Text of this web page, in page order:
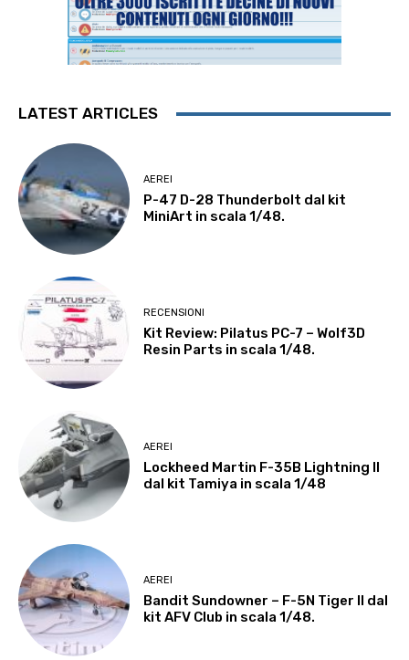
LATEST ARTICLES
AEREI
P-47 D-28 Thunderbolt dal kit
MiniArt in scala 1/48.
RECENSIONI
Kit Review: Pilatus PC-7 – Wolf3D
Resin Parts in scala 1/48.
AEREI
Lockheed Martin F-35B Lightning II
dal kit Tamiya in scala 1/48
AEREI
Bandit Sundowner – F-5N Tiger II dal
kit AFV Club in scala 1/48.